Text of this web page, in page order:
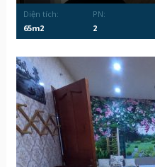
Diện tích:
65m2
PN:
2